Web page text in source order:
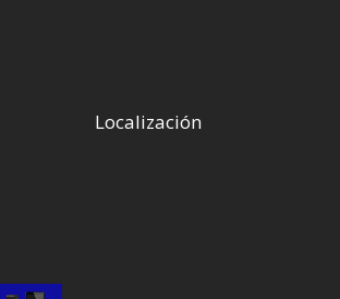
Localización